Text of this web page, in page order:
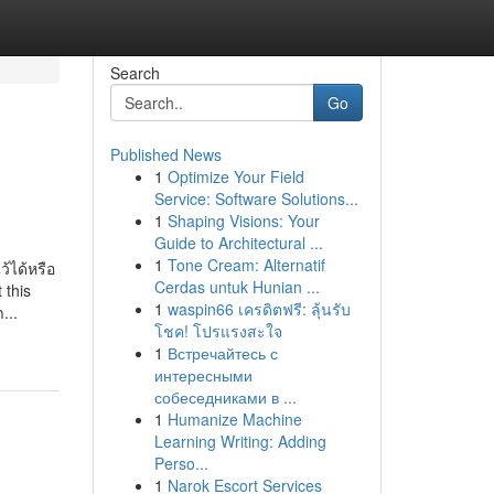
ได้หรือ
this
Search
Go
Published News
1 Optimize Your Field
Service: Software Solutions...
1 Shaping Visions: Your
Guide to Architectural ...
1 Tone Cream: Alternatif
Cerdas untuk Hunian ...
1 waspin66 เครดิตฟรี: ลุ้นรับ
โชค! โปรแรงสะใจ
1 Встречайтесь с
интересными
собеседниками в ...
1 Humanize Machine
Learning Writing: Adding
Perso...
1 Narok Escort Services